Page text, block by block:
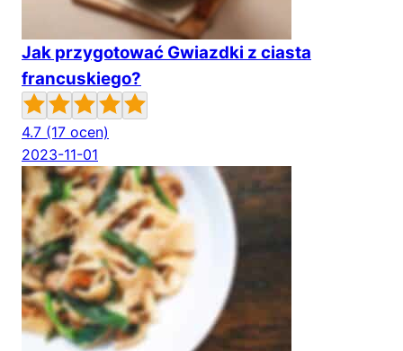
Jak przygotować Gwiazdki z ciasta
francuskiego?
4.7 (17 ocen)
2023-11-01